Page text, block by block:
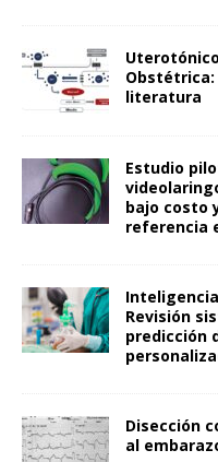
Obstétrica:
literatura
Estudio
bajo costo
referencia
Revisión
predicción
Disección
al